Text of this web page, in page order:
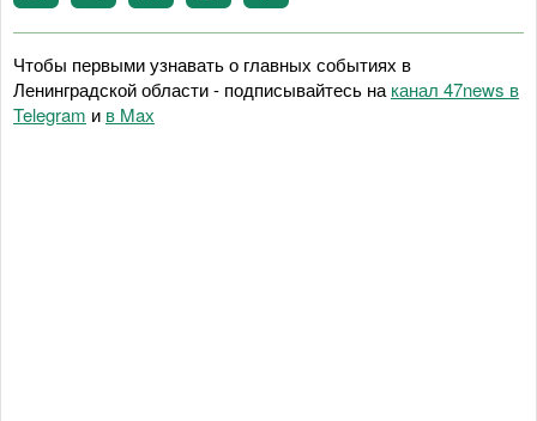
Чтобы первыми узнавать о главных событиях в
Ленинградской области - подписывайтесь на канал 47news в
Telegram и в Maх